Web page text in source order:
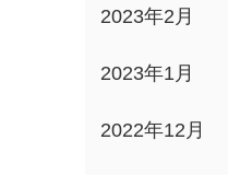
2023年2月
2023年1月
2022年12月